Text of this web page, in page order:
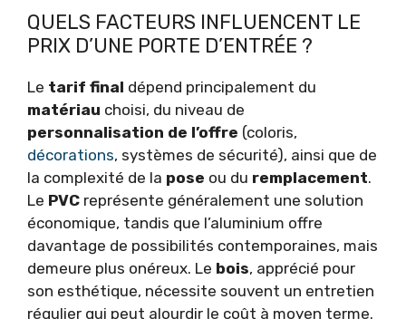
QUELS FACTEURS INFLUENCENT LE
PRIX D’UNE PORTE D’ENTRÉE ?
Le tarif final dépend principalement du
matériau choisi, du niveau de
personnalisation de l’offre (coloris,
décorations, systèmes de sécurité), ainsi que de
la complexité de la pose ou du remplacement.
Le PVC représente généralement une solution
économique, tandis que l’aluminium offre
davantage de possibilités contemporaines, mais
demeure plus onéreux. Le bois, apprécié pour
son esthétique, nécessite souvent un entretien
régulier qui peut alourdir le coût à moyen terme.